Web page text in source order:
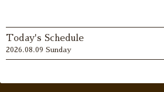
Today's Schedule
2026.08.09 Sunday